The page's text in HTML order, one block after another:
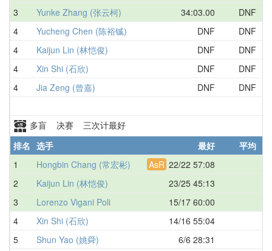
3
Yunke Zhang (张云柯) 34:03.00 DNF
4
Yucheng Chen (陈裕铖) DNF DNF
4
Kaijun Lin (林恺俊) DNF DNF
4
Xin Shi (石欣) DNF DNF
4
Jia Zeng (曾嘉) DNF DNF
多盲 决赛 三次计最好
排名 选手 最好 平均
1
Hongbin Chang (常宏彬) AsR 22/22 57:08
2
Kaijun Lin (林恺俊) 23/25 45:13
3
Lorenzo Vigani Poli 15/17 60:00
4
Xin Shi (石欣) 14/16 55:04
5
Shun Yao (姚舜) 6/6 28:31